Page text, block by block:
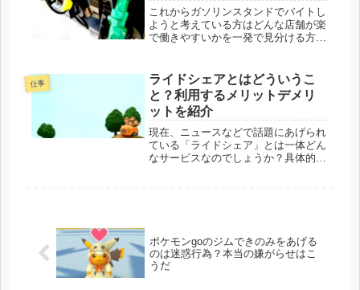
て
これからガソリンスタンドでバイトし
ようと考えている方はどんな店舗が楽
で働きやすいかを一発で見分ける方法
す。★記事で分かる内容は？ ・バイ
トが楽なセルフスタンドの見分け方を
紹介...
仕事
ライドシェアとはどういうこ
と？利用するメリットデメリ
ットを紹介
現在、ニュースなどで話題にあげられ
ている「ライドシェア」とは一体どん
なサービスなのでしょうか？具体的に
ポケモンgoのジムできのみをあげる
のは迷惑行為？本当の嫌がらせはこ
うだ